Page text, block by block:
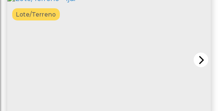
Lote/Terreno